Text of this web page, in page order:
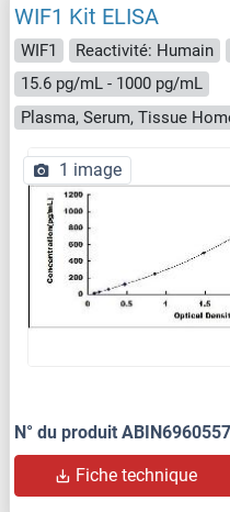
WIF1 Kit ELISA
WIF1 Reactivité: Humain
15.6 pg/mL - 1000 pg/mL
Plasma, Serum, Tissue
1 image
N° du produit ABIN6960557
Fiche technique